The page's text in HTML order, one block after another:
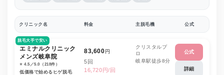
クリニック名 料金 主脱毛機 公式
脱毛大手で安い
エミナルクリニック
メンズ岐阜院
⭐️ 4.5／5.0（218件）
低価格で始めるヒゲ脱毛
83,600円
5回
16,720円/回
クリスタルプ
ロ
岐阜駅徒歩8分
公式
詳細